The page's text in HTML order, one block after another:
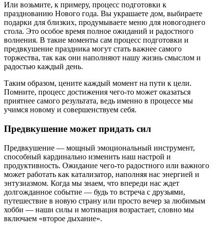
Или возьмите, к примеру, процесс подготовки к
празднованию Нового года. Вы украшаете дом, выбираете
подарки для близких, продумываете меню для новогоднего
стола. Это особое время полное ожиданий и радостного
волнения. В такие моменты сам процесс подготовки и
предвкушение праздника могут стать важнее самого
торжества, так как они наполняют нашу жизнь смыслом и
радостью каждый день.
Таким образом, цените каждый момент на пути к цели.
Помните, процесс достижения чего-то может оказаться
приятнее самого результата, ведь именно в процессе мы
учимся новому и совершенствуем себя.
Предвкушение может придать сил
Предвкушение — мощный эмоциональный инструмент,
способный кардинально изменить наш настрой и
продуктивность. Ожидание чего-то радостного или важного
может работать как катализатор, наполняя нас энергией и
энтузиазмом. Когда мы знаем, что впереди нас ждет
долгожданное событие — будь то встреча с друзьями,
путешествие в новую страну или просто вечер за любимым
хобби — наши силы и мотивация возрастает, словно мы
включаем «второе дыхание».